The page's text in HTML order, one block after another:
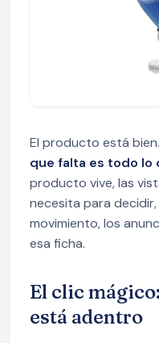
El producto está
que falta es todo lo
producto vive, las
necesita para
movimiento, los
esa ficha.
El clic
está adentro